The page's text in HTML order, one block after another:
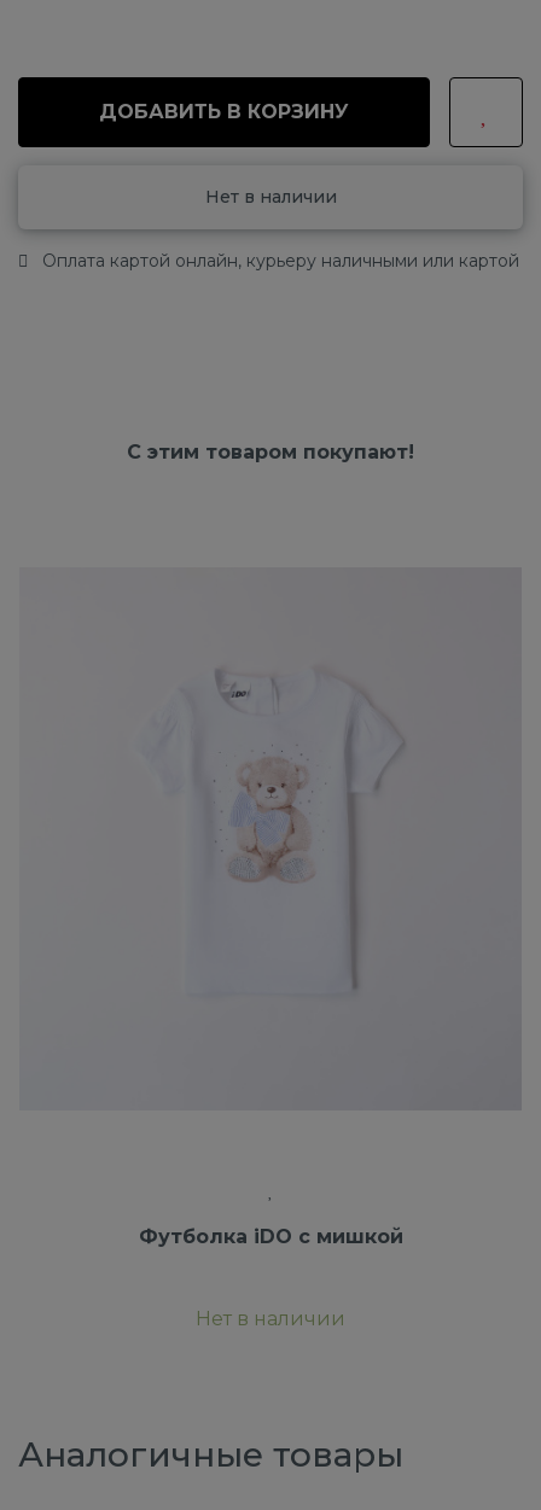
ДОБАВИТЬ В КОРЗИНУ
Нет в наличии
Оплата картой онлайн, курьеру наличными или картой
С этим товаром покупают!
Футболка iDO с мишкой
Нет в наличии
Аналогичные товары